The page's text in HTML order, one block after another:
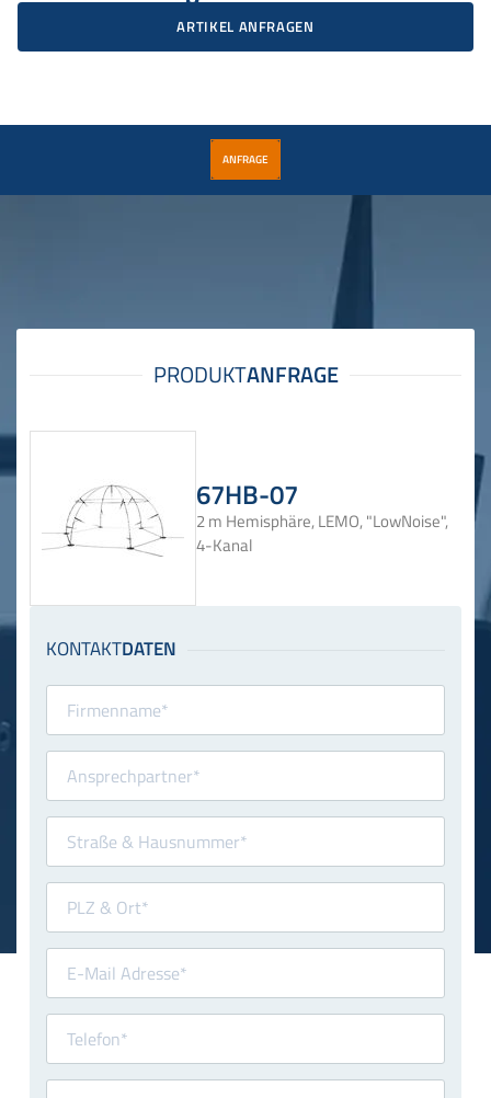
ARTIKEL ANFRAGEN
ANFRAGE
67HB-07
2 m Hemisphäre, LEMO, "LowNoise",
4-Kanal